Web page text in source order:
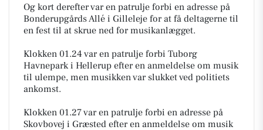
Og kort derefter var en patrulje forbi en adresse på
Bonderupgårds Allé i Gilleleje for at få deltagerne til
en fest til at skrue ned for musikanlægget.
Klokken 01.24 var en patrulje forbi Tuborg
Havnepark i Hellerup efter en anmeldelse om musik
til ulempe, men musikken var slukket ved politiets
ankomst.
Klokken 01.27 var en patrulje forbi en adresse på
Skovbovej i Græsted efter en anmeldelse om musik